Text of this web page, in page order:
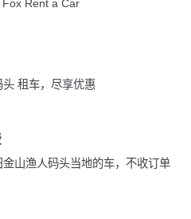
Rent a Car
租车，尽享优惠
山渔人码头当地的车，不收订单